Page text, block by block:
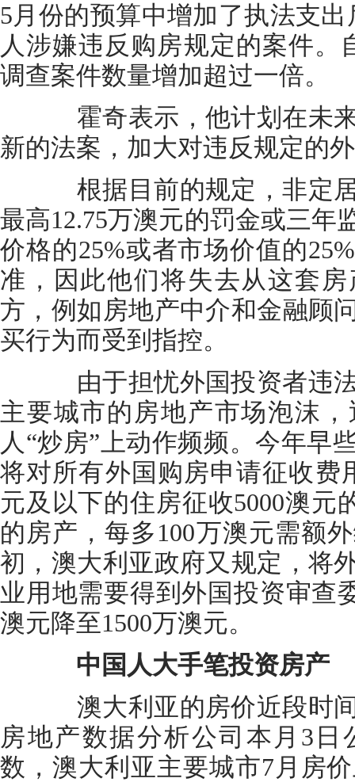
5月份的预算中增加了执法支
人涉嫌违反购房规定的案件。
调查案件数量增加超过一倍。
霍奇表示，他计划在未来
新的法案，加大对违反规定的
根据目前的规定，非定居
最高12.75万澳元的罚金或三年
价格的25%或者市场价值的
准，因此他们将失去从这套
方，例如房地产中介和金融顾
买行为而受到指控。
由于担忧外国投资者违法
主要城市的房地产市场泡沫
人“炒房”上动作频频。今年早
将对所有外国购房申请征收费
元及以下的住房征收5000澳元
的房产，每多100万澳元需额
初，澳大利亚政府又规定，将
业用地需要得到外国投资审查
澳元降至1500万澳元。
中国人大手笔投资房产
澳大利亚的房价近段时间
房地产数据分析公司本月3
数，澳大利亚主要城市7月房